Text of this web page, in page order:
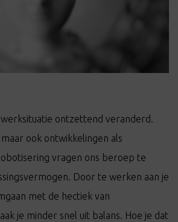
ontzettend veranderd.
ook ontwikkelingen als
vragen ons beroep te
Door te werken aan je
met de hectiek van
je minder snel uit balans. Hoe je dat